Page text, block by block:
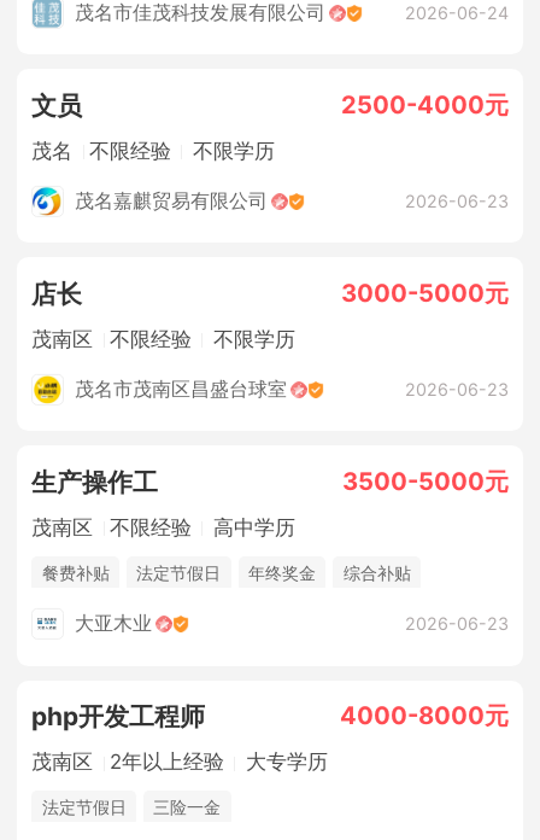
茂名市佳茂科技发展有限公司 2026-06-24
文员 2500-4000元
茂名 不限经验 不限学历
茂名嘉麒贸易有限公司 2026-06-23
店长 3000-5000元
茂南区 不限经验 不限学历
茂名市茂南区昌盛台球室 2026-06-23
生产操作工 3500-5000元
茂南区 不限经验 高中学历
餐费补贴 法定节假日 年终奖金
综合补贴
大亚木业 2026-06-23
php开发工程师 4000-8000元
茂南区 2年以上经验 大专学历
法定节假日 三险一金